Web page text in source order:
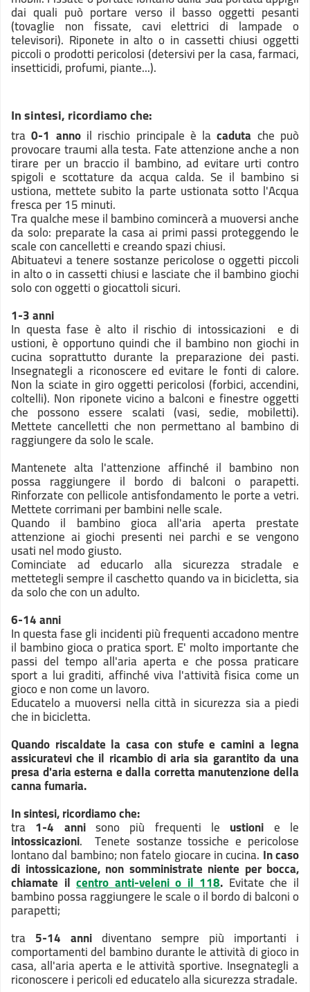
dai quali può portare verso il basso oggetti pesanti
(tovaglie non fissate, cavi elettrici di lampade o
televisori). Riponete in alto o in cassetti chiusi oggetti
piccoli o prodotti pericolosi (detersivi per la casa, farmaci,
insetticidi, profumi, piante...).
In sintesi, ricordiamo che:
tra0-1 annoil rischio principale è lacaduta che può
provocare traumi alla testa. Fate attenzione anche a non
tirare per un braccio il bambino, ad evitare urti contro
spigoli e scottature da acqua calda. Se il bambino si
ustiona, mettete subito la parte ustionata sotto l'Acqua
fresca per 15 minuti.
Tra qualche mese il bambino comincerà a muoversi anche
da solo: preparate la casa ai primi passi proteggendo le
scale con cancelletti e creando spazi chiusi.
Abituatevi a tenere sostanze pericolose o oggetti piccoli
in alto o in cassetti chiusi e lasciate che il bambino giochi
solo con oggetti o giocattoli sicuri.
1-3 anni
In questa fase è alto il rischio di intossicazioni e di
ustioni, è opportuno quindi che il bambino non giochi in
cucina soprattutto durante la preparazione dei pasti.
Insegnategli a riconoscere ed evitare le fonti di calore.
Non la sciate in giro oggetti pericolosi (forbici, accendini,
coltelli). Non riponete vicino a balconi e finestre oggetti
che possono essere scalati (vasi, sedie, mobiletti).
Mettete cancelletti che non permettano al bambino di
raggiungere da solo le scale.
Mantenete alta l'attenzione affinché il bambino non
possa raggiungere il bordo di balconi o parapetti.
Rinforzate con pellicole antisfondamento le porte a vetri.
Mettete corrimani per bambini nelle scale.
Quando il bambino gioca all'aria aperta prestate
attenzione ai giochi presenti nei parchi e se vengono
usati nel modo giusto.
Cominciate ad educarlo alla sicurezza stradale e
mettetegli sempre il caschetto quando va in bicicletta, sia
da solo che con un adulto.
6-14 anni
In questa fase gli incidenti più frequenti accadono mentre
il bambino gioca o pratica sport. E' molto importante che
passi del tempo all'aria aperta e che possa praticare
sport a lui graditi, affinché viva l'attività fisica come un
gioco e non come un lavoro.
Educatelo a muoversi nella città in sicurezza sia a piedi
che in bicicletta.
Quando riscaldate la casa con stufe e camini a legna
assicuratevi che il ricambio di aria sia garantito da una
presa d'aria esterna e dalla corretta manutenzione della
canna fumaria.
In sintesi, ricordiamo che:
tra 1-4 annisono più frequenti le ustioni e le
intossicazioni. Tenete sostanze tossiche e pericolose
lontano dal bambino; non fatelo giocare in cucina. In caso
di intossicazione, non somministrate niente per bocca,
chiamate ilcentro anti-veleni o il 118. Evitate che il
bambino possa raggiungere le scale o il bordo di balconi o
parapetti;
tra 5-14 anni diventano sempre più importanti i
comportamenti del bambino durante le attività di gioco in
casa, all'aria aperta e le attività sportive. Insegnategli a
riconoscere i pericoli ed educatelo alla sicurezza stradale.